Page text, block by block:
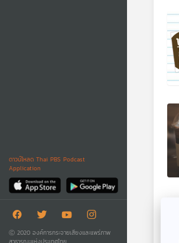
ดาวน์โหลด Thai PBS Podcast
Application
Ⓒ 2020 องค์การกระจายเสียงและแพร่ภาพ